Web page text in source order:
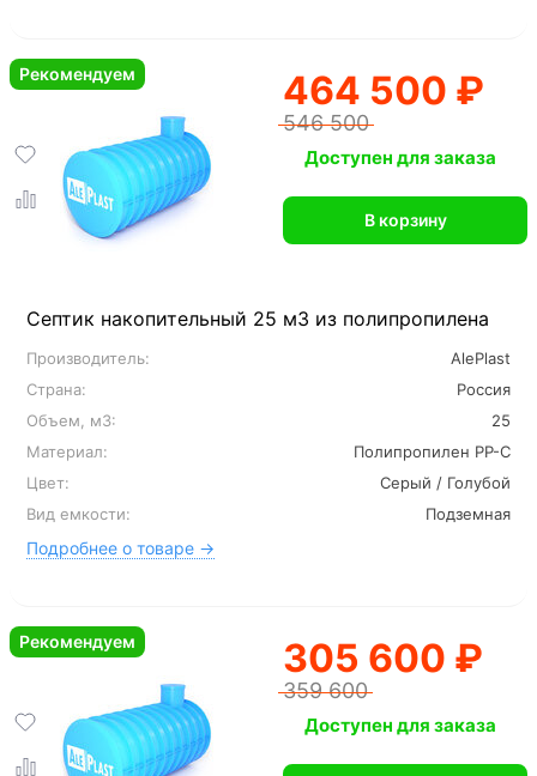
Септик накопительный 25 м3 из полипропилена
Производитель:
AlePlast
Страна:
Россия
Объем, м3:
25
Материал:
Полипропилен PP-C
Цвет:
Серый / Голубой
Вид емкости:
Подземная
Подробнее о товаре →
464 500 ₽
546 500
Рекомендуем
Доступен для заказа
В корзину
305 600 ₽
359 600
Рекомендуем
Доступен для заказа